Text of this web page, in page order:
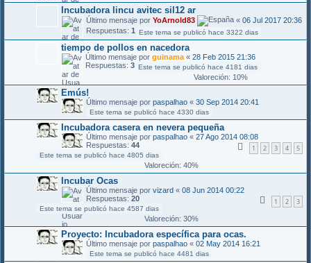
Incubadora lincu avitec sil12 ar
Último mensaje por YoArnold83 « 06 Jul 2017 20:36
Respuestas: 1 Este tema se publicó hace 3322 dias
tiempo de pollos en nacedora
Último mensaje por guinama « 28 Feb 2015 21:36
Respuestas: 3 Este tema se publicó hace 4181 dias
Valoreción: 10%
Emús!
Último mensaje por paspalhao « 30 Sep 2014 20:41
Este tema se publicó hace 4330 dias
Incubadora casera en nevera pequeña
Último mensaje por paspalhao « 27 Ago 2014 08:08
Respuestas: 44 1 2 3 4 5
Este tema se publicó hace 4805 dias
Valoreción: 40%
Incubar Ocas
Último mensaje por vizard « 08 Jun 2014 00:22
Respuestas: 20 1 2 3
Este tema se publicó hace 4587 dias
Valoreción: 30%
Proyecto: Incubadora específica para ocas.
Último mensaje por paspalhao « 02 May 2014 16:21
Este tema se publicó hace 4481 dias